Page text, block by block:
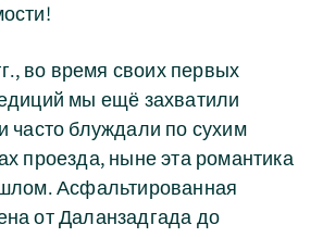
во время своих первых
мы ещё захватили
часто блуждали по сухим
проезда, ныне эта романтика
Асфальтированная
от Даланзадгада до